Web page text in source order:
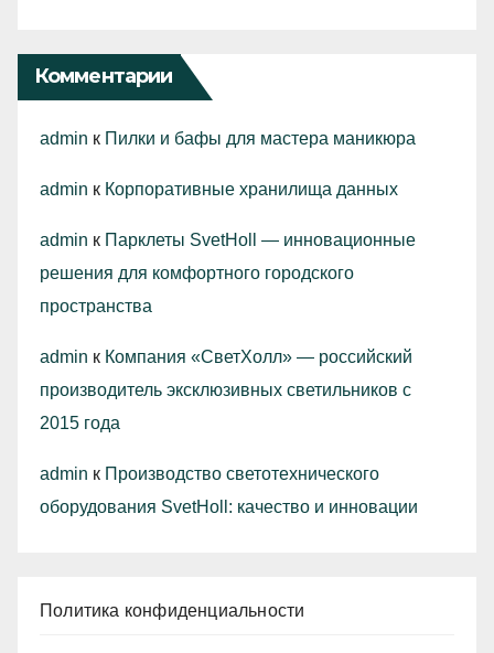
Комментарии
admin к Пилки и бафы для мастера маникюра
admin к Корпоративные хранилища данных
admin к Парклеты SvetHoll — инновационные
решения для комфортного городского
пространства
admin к Компания «СветХолл» — российский
производитель эксклюзивных светильников с
2015 года
admin к Производство светотехнического
оборудования SvetHoll: качество и инновации
Политика конфиденциальности